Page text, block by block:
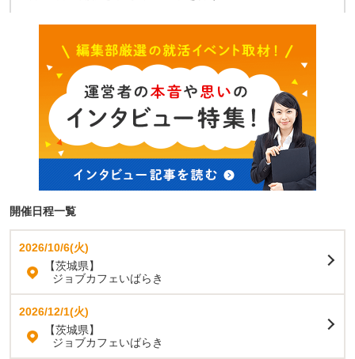
開催日程一覧
2026/10/6(火)
【茨城県】
ジョブカフェいばらき
2026/12/1(火)
【茨城県】
ジョブカフェいばらき